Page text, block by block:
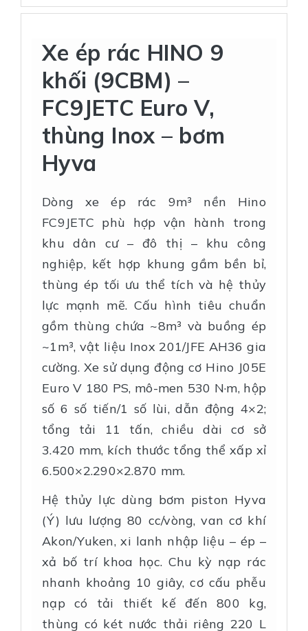
Xe ép rác HINO 9
khối (9CBM) –
FC9JETC Euro V,
thùng Inox – bơm
Hyva
Dòng xe ép rác 9m³ nền Hino
FC9JETC phù hợp vận hành trong
khu dân cư – đô thị – khu công
nghiệp, kết hợp khung gầm bền bỉ,
thùng ép tối ưu thể tích và hệ thủy
lực mạnh mẽ. Cấu hình tiêu chuẩn
gồm thùng chứa ~8m³ và buồng ép
~1m³, vật liệu Inox 201/JFE AH36 gia
cường. Xe sử dụng động cơ Hino J05E
Euro V 180 PS, mô-men 530 N·m, hộp
số 6 số tiến/1 số lùi, dẫn động 4×2;
tổng tải 11 tấn, chiều dài cơ sở
3.420 mm, kích thước tổng thể xấp xỉ
6.500×2.290×2.870 mm.
Hệ thủy lực dùng bơm piston Hyva
(Ý) lưu lượng 80 cc/vòng, van cơ khí
Akon/Yuken, xi lanh nhập liệu – ép –
xả bố trí khoa học. Chu kỳ nạp rác
nhanh khoảng 10 giây, cơ cấu phễu
nạp có tải thiết kế đến 800 kg,
thùng có két nước thải riêng 220 L